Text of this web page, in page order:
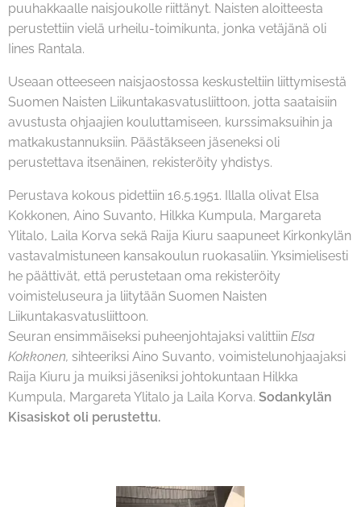
puuhakkaalle naisjoukolle riittänyt. Naisten aloitteesta
perustettiin vielä urheilu-toimikunta, jonka vetäjänä oli
Iines Rantala.
Useaan otteeseen naisjaostossa keskusteltiin liittymisestä
Suomen Naisten Liikuntakasvatusliittoon, jotta saataisiin
avustusta ohjaajien kouluttamiseen, kurssimaksuihin ja
matkakustannuksiin. Päästäkseen jäseneksi oli
perustettava itsenäinen, rekisteröity yhdistys.
Perustava kokous pidettiin 16.5.1951. Illalla olivat Elsa
Kokkonen, Aino Suvanto, Hilkka Kumpula, Margareta
Ylitalo, Laila Korva sekä Raija Kiuru saapuneet Kirkonkylän
vastavalmistuneen kansakoulun ruokasaliin. Yksimielisesti
he päättivät, että perustetaan oma rekisteröity
voimisteluseura ja liitytään Suomen Naisten
Liikuntakasvatusliittoon.
Seuran ensimmäiseksi puheenjohtajaksi valittiin Elsa
Kokkonen, sihteeriksi Aino Suvanto, voimistelunohjaajaksi
Raija Kiuru ja muiksi jäseniksi johtokuntaan Hilkka
Kumpula, Margareta Ylitalo ja Laila Korva. Sodankylän
Kisasiskot oli perustettu.